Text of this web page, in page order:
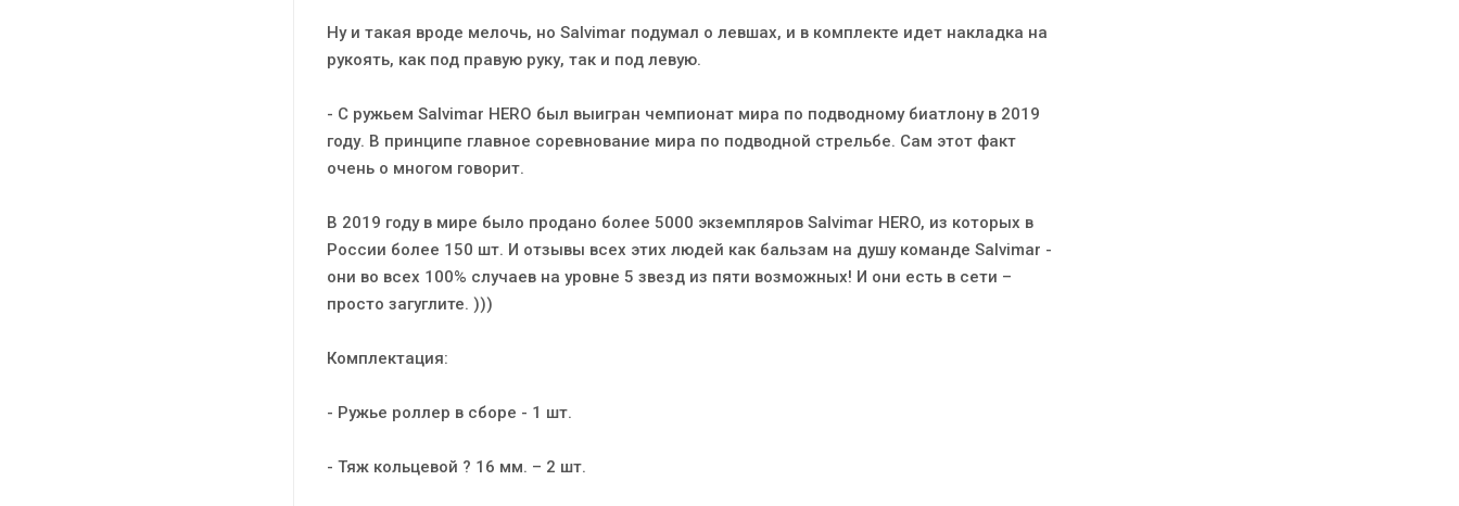
Ну и такая вроде мелочь, но Salvimar подумал о левшах, и в комплекте идет накладка на
рукоять, как под правую руку, так и под левую.
- С ружьем Salvimar HERO был выигран чемпионат мира по подводному биатлону в 2019
году. В принципе главное соревнование мира по подводной стрельбе. Сам этот факт
очень о многом говорит.
В 2019 году в мире было продано более 5000 экземпляров Salvimar HERO, из которых в
России более 150 шт. И отзывы всех этих людей как бальзам на душу команде Salvimar -
они во всех 100% случаев на уровне 5 звезд из пяти возможных! И они есть в сети –
просто загуглите. )))
Комплектация:
- Ружье роллер в сборе - 1 шт.
- Тяж кольцевой ? 16 мм. – 2 шт.